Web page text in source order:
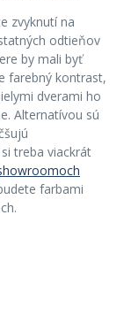
zvyknutí na
odtieňov
by mali byť
farebný kontrast,
dverami ho
Alternatívou sú
treba viackrát
farbami